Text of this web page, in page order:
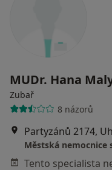
MUDr. Hana
Zubař
8 názorů
Partyzánů 2174,
Městská nemocnice